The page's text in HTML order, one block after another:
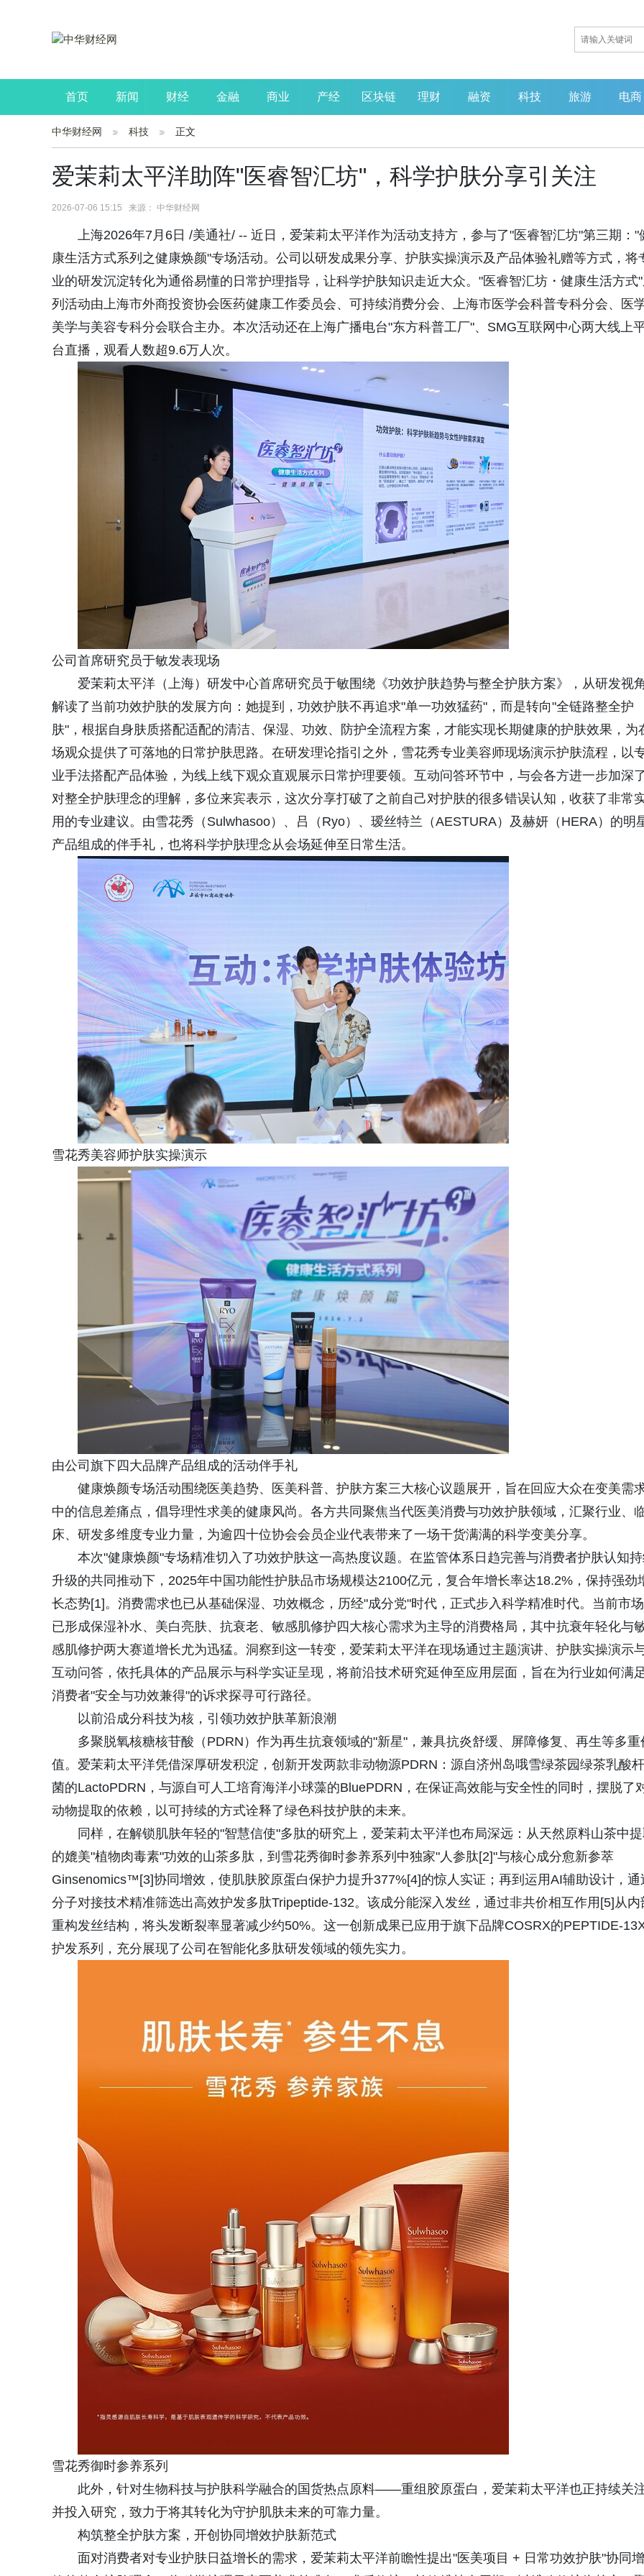
首页 新闻 财经 金融 商业 产经 区块链 理财 融资 科技 旅游 电商
公司 生活 读书
中华财经网 科技 正文
爱茉莉太平洋助阵"医睿智汇坊"，科学护肤分享引关注
2026-07-06 15:15 来源： 中华财经网
上海2026年7月6日 /美通社/ -- 近日，爱茉莉太平洋作为活动支持方，参与了"医睿智汇坊"第三期："
康生活方式系列之健康焕颜"专场活动。公司以研发成果分享、护肤实操演示及产品体验礼赠等方式，将
业的研发沉淀转化为通俗易懂的日常护理指导，让科学护肤知识走近大众。"医睿智汇坊・健康生活方式
列活动由上海市外商投资协会医药健康工作委员会、可持续消费分会、上海市医学会科普专科分会、医
美学与美容专科分会联合主办。本次活动还在上海广播电台"东方科普工厂"、SMG互联网中心两大线上
台直播，观看人数超9.6万人次。
公司首席研究员于敏发表现场
爱茉莉太平洋（上海）研发中心首席研究员于敏围绕《功效护肤趋势与整全护肤方案》，从研发视角
解读了当前功效护肤的发展方向：她提到，功效护肤不再追求"单一功效猛药"，而是转向"全链路整全护
肤"，根据自身肤质搭配适配的清洁、保湿、功效、防护全流程方案，才能实现长期健康的护肤效果，为
场观众提供了可落地的日常护肤思路。在研发理论指引之外，雪花秀专业美容师现场演示护肤流程，以
业手法搭配产品体验，为线上线下观众直观展示日常护理要领。互动问答环节中，与会各方进一步加深
对整全护肤理念的理解，多位来宾表示，这次分享打破了之前自己对护肤的很多错误认知，收获了非常
用的专业建议。由雪花秀（Sulwhasoo）、吕（Ryo）、瑷丝特兰（AESTURA）及赫妍（HERA）的明
产品组成的伴手礼，也将科学护肤理念从会场延伸至日常生活。
雪花秀美容师护肤实操演示
由公司旗下四大品牌产品组成的活动伴手礼
健康焕颜专场活动围绕医美趋势、医美科普、护肤方案三大核心议题展开，旨在回应大众在变美需
中的信息差痛点，倡导理性求美的健康风尚。各方共同聚焦当代医美消费与功效护肤领域，汇聚行业、
床、研发多维度专业力量，为逾四十位协会会员企业代表带来了一场干货满满的科学变美分享。
本次"健康焕颜"专场精准切入了功效护肤这一高热度议题。在监管体系日趋完善与消费者护肤认知
升级的共同推动下，2025年中国功能性护肤品市场规模达2100亿元，复合年增长率达18.2%，保持强劲
长态势[1]。消费需求也已从基础保湿、功效概念，历经"成分党"时代，正式步入科学精准时代。当前市场
已形成保湿补水、美白亮肤、抗衰老、敏感肌修护四大核心需求为主导的消费格局，其中抗衰年轻化与
感肌修护两大赛道增长尤为迅猛。洞察到这一转变，爱茉莉太平洋在现场通过主题演讲、护肤实操演示
互动问答，依托具体的产品展示与科学实证呈现，将前沿技术研究延伸至应用层面，旨在为行业如何满足
消费者"安全与功效兼得"的诉求探寻可行路径。
以前沿成分科技为核，引领功效护肤革新浪潮
多聚脱氧核糖核苷酸（PDRN）作为再生抗衰领域的"新星"，兼具抗炎舒缓、屏障修复、再生等多重
值。爱茉莉太平洋凭借深厚研发积淀，创新开发两款非动物源PDRN：源自济州岛哦雪绿茶园绿茶乳酸杆
菌的LactoPDRN，与源自可人工培育海洋小球藻的BluePDRN，在保证高效能与安全性的同时，摆脱了
动物提取的依赖，以可持续的方式诠释了绿色科技护肤的未来。
同样，在解锁肌肤年轻的"智慧信使"多肽的研究上，爱茉莉太平洋也布局深远：从天然原料山茶中提
的媲美"植物肉毒素"功效的山茶多肽，到雪花秀御时参养系列中独家"人参肽[2]"与核心成分愈新参萃
Ginsenomics™[3]协同增效，使肌肤胶原蛋白保护力提升377%[4]的惊人实证；再到运用AI辅助设计，通
分子对接技术精准筛选出高效护发多肽Tripeptide-132。该成分能深入发丝，通过非共价相互作用[5]从内
重构发丝结构，将头发断裂率显著减少约50%。这一创新成果已应用于旗下品牌COSRX的PEPTIDE-
护发系列，充分展现了公司在智能化多肽研发领域的领先实力。
雪花秀御时参养系列
此外，针对生物科技与护肤科学融合的国货热点原料——重组胶原蛋白，爱茉莉太平洋也正持续关
并投入研究，致力于将其转化为守护肌肤未来的可靠力量。
构筑整全护肤方案，开创协同增效护肤新范式
面对消费者对专业护肤日益增长的需求，爱茉莉太平洋前瞻性提出"医美项目 + 日常功效护肤"协同增